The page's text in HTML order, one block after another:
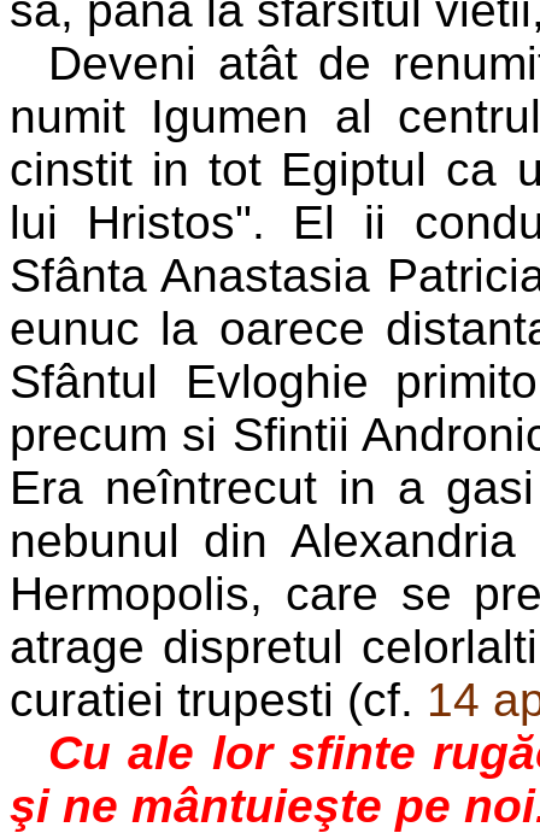
Deveni atât de
numit Igumen al
cinstit in tot Egiptul ca
lui Hristos". El ii
Sfânta Anastasia
eunuc la oarece
Sfântul Evloghie
precum si Sfintii
Era neîntrecut in a
nebunul din
Hermopolis, care se
atrage dispretul
curatiei trupesti (cf. 14
Cu ale lor sfinte
şi ne mântuieşte pe